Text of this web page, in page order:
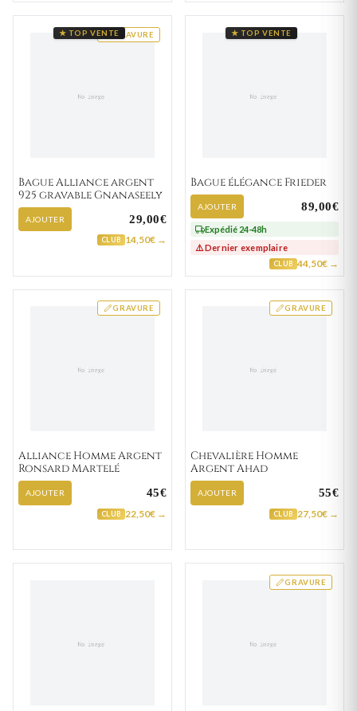
GRAVURE
★ TOP VENTE
Bague Alliance argent
925 gravable Gnanaseely
AJOUTER 29,00€
CLUB 14,50€ →
★ TOP VENTE
Bague élégance Frieder
AJOUTER 89,00€
Expédié 24-48h
⚠️ Dernier exemplaire
CLUB 44,50€ →
GRAVURE
Alliance Homme Argent
Ronsard Martelé
AJOUTER 45€
CLUB 22,50€ →
GRAVURE
Chevalière Homme
Argent Ahad
AJOUTER 55€
CLUB 27,50€ →
GRAVURE